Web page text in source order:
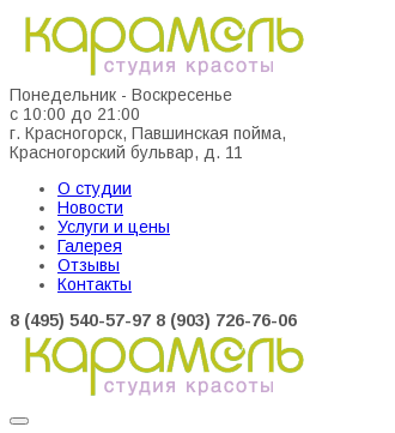
Понедельник - Воскресенье
с 10:00 до 21:00
г. Красногорск, Павшинская пойма,
Красногорский бульвар, д. 11
О студии
Новости
Услуги и цены
Галерея
Отзывы
Контакты
8 (495) 540-57-97 8 (903) 726-76-06